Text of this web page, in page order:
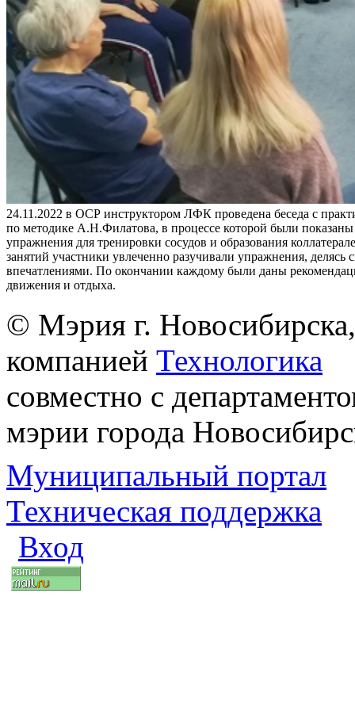
24.11.2022 в ОСР инструктором ЛФК проведена беседа с
по методике А.Н.Филатова, в процессе которой были
упражнения для тренировки сосудов и образования
занятий участники увлеченно разучивали упражнения, делясь
впечатлениями. По окончании каждому были даны
движения и отдыха.
© Мэрия г.
компанией Технологика
совместно с
мэрии города
Муниципальный портал
Техническая поддержка
Вход